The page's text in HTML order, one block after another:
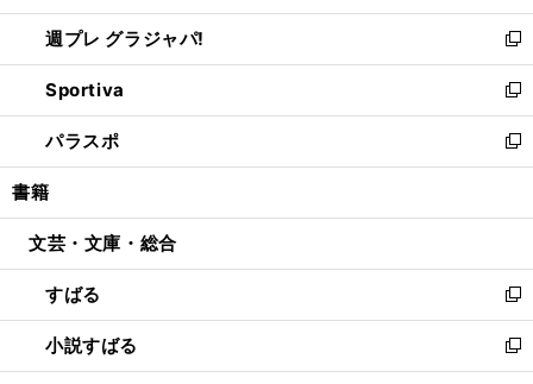
開
く
ウ
で
開
く
ウ
ィ
ン
ド
ウ
で
開
し
い
ウ
ィ
ン
ド
ウ
開
週プレ グラジャパ!
新
し
い
ウ
ィ
ン
ウ
開
く
Sportiva
新
し
い
ウ
ン
ウ
で
開
く
パラスポ
新
し
ウ
ン
ド
ウ
で
開
書籍
文芸・文庫・総合
すばる
新
し
い
ウ
小説すばる
新
し